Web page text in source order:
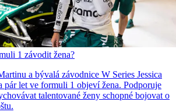
1 závodit žena?
a bývalá závodnice W Series Jessica
pár let ve formuli 1 objeví žena. Podporuje
talentované ženy schopné bojovat o